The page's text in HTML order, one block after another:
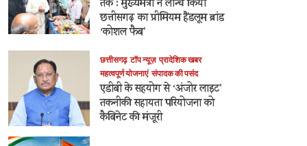
तक : मुख्यमंत्री ने लॉन्च किया
छत्तीसगढ़ का प्रीमियम हैंडलूम ब्रांड
‘कोशल फैब’
छत्तीसगढ़ टॉप न्यूज़ प्रादेशिक खबर
महत्वपूर्ण योजनाएं संपादक की पसंद
एडीबी के सहयोग से ‘अंजोर लाइट’
तकनीकी सहायता परियोजना को
कैबिनेट की मंजूरी